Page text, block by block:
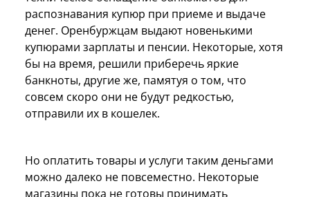
распознавания купюр при приеме и выдаче
денег. Оренбуржцам выдают новенькими
купюрами зарплаты и пенсии. Некоторые, хотя
бы на время, решили приберечь яркие
банкноты, другие же, памятуя о том, что
совсем скоро они не будут редкостью,
отправили их в кошелек.
Но оплатить товары и услуги таким деньгами
можно далеко не повсеместно. Некоторые
магазины пока не готовы принимать